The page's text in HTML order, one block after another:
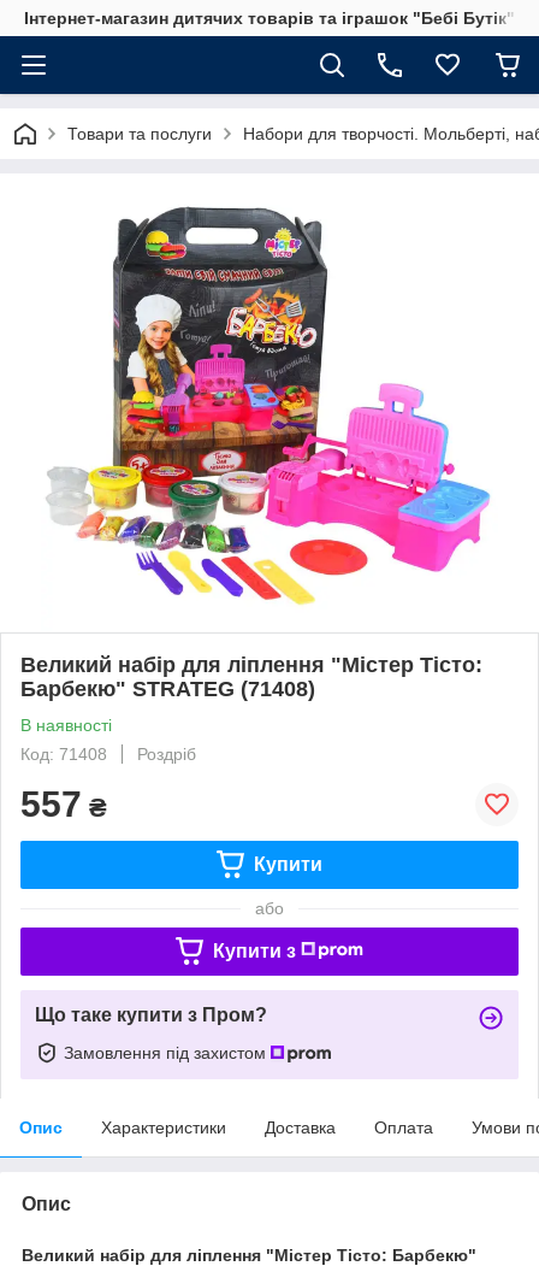
Інтернет-магазин дитячих товарів та іграшок "Бебі Бутік"
Товари та послуги Набори для творчості. Мольберті,
Великий набір для ліплення "Містер Тісто:
Барбекю" STRATEG (71408)
В наявності
Код: 71408
Роздріб
557 ₴
Купити
або
Купити з
Що таке купити з Пром?
Замовлення під захистом
Опис Характеристики Доставка Оплата Умови
Опис
Великий набір для ліплення "Містер Тісто: Барбекю"